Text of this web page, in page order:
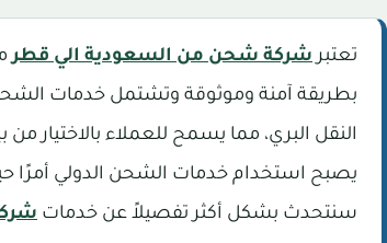
تعتبرشركة شحن من السعودية الي قطر
بطريقة آمنة وموثوقة وتشتمل خدمات الشحن
النقل البري، مما يسمح للعملاء بالاختيار من
يصبح استخدام خدمات الشحن الدولي أمرًا
سنتحدث بشكل أكثر تفصيلاً عن خدمات